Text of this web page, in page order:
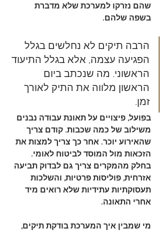
שהם נזרקו למערכת שלא מדברת
בשפה שלהם.
הרבה תיקים לא נחלשים בגלל
הפגיעה עצמה, אלא בגלל התיעוד
הראשוני. מה שנכתב ביום
הראשון מלווה את התיק לאורך
זמן.
בפועל, פיצויים על תאונת עבודה נבנים
משילוב של כמה שכבות. קודם צריך
שהאירוע יוכר. אחר כך צריך למצות את
הזכאות מול המוסד לביטוח לאומי.
בחלק מהמקרים צריך גם לבדוק תביעה
אזרחית, פוליסות פרטיות, והשלכות
תעסוקתיות עתידיות שלא רואים מיד
אחרי התאונה.
מי שמבין איך המערכת בודקת תיקים,